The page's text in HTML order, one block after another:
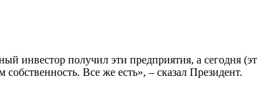
инвестор получил эти предприятия, а сегодня
Все же есть», – сказал Президент.